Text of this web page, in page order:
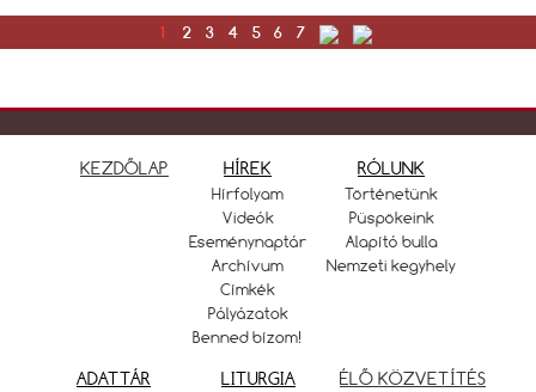
1 2 3 4 5 6 7
KEZDŐLAP HÍREK
Hírfolyam
Videók
Eseménynaptár
Archívum
Címkék
Pályázatok
Benned bízom!
RÓLUNK
Történetünk
Püspökeink
Alapító bulla
Nemzeti kegyhely
ADATTÁR LITURGIA ÉLŐ KÖZVETÍTÉS